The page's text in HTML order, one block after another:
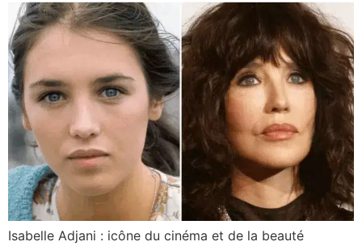
Isabelle Adjani : icône du cinéma et de la beauté